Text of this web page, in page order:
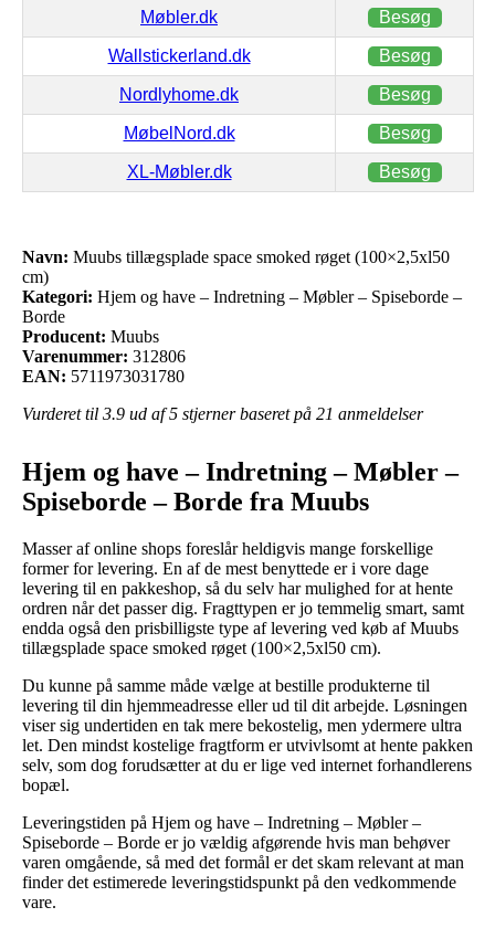
Møbler.dk Besøg
Wallstickerland.dk Besøg
Nordlyhome.dk Besøg
MøbelNord.dk Besøg
XL-Møbler.dk Besøg
Navn: Muubs tillægsplade space smoked røget (100×2,5xl50
cm)
Kategori: Hjem og have – Indretning – Møbler – Spiseborde –
Borde
Producent: Muubs
Varenummer: 312806
EAN: 5711973031780
Vurderet til 3.9 ud af 5 stjerner baseret på 21 anmeldelser
Hjem og have – Indretning – Møbler –
Spiseborde – Borde fra Muubs
Masser af online shops foreslår heldigvis mange forskellige
former for levering. En af de mest benyttede er i vore dage
levering til en pakkeshop, så du selv har mulighed for at hente
ordren når det passer dig. Fragttypen er jo temmelig smart, samt
endda også den prisbilligste type af levering ved køb af Muubs
tillægsplade space smoked røget (100×2,5xl50 cm).
Du kunne på samme måde vælge at bestille produkterne til
levering til din hjemmeadresse eller ud til dit arbejde. Løsningen
viser sig undertiden en tak mere bekostelig, men ydermere ultra
let. Den mindst kostelige fragtform er utvivlsomt at hente pakken
selv, som dog forudsætter at du er lige ved internet forhandlerens
bopæl.
Leveringstiden på Hjem og have – Indretning – Møbler –
Spiseborde – Borde er jo vældig afgørende hvis man behøver
varen omgående, så med det formål er det skam relevant at man
finder det estimerede leveringstidspunkt på den vedkommende
vare.